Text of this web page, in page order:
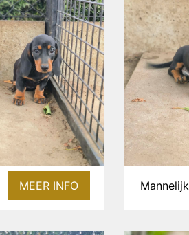
MEER INFO Mannelijk